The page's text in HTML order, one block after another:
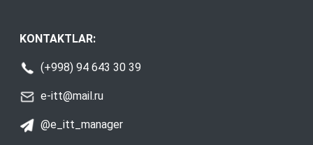
KONTAKTLAR:
(+998) 94 643 30 39
e-itt@mail.ru
@e_itt_manager